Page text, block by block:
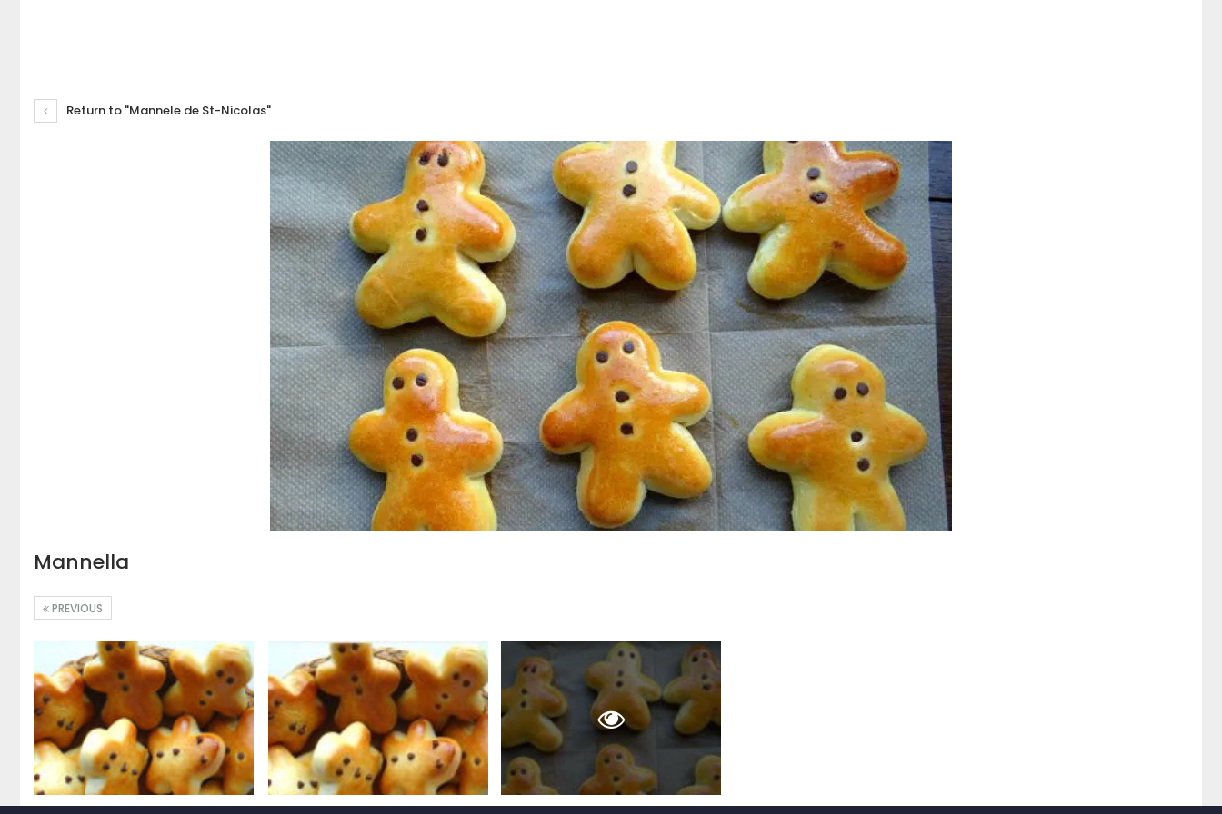
Return to "Mannele de St-Nicolas"
Mannella
PREVIOUS